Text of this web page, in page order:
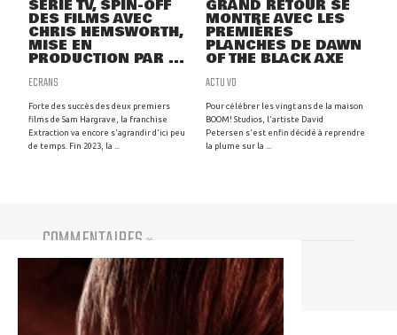
SÉRIE TV, SPIN-OFF
DES FILMS AVEC
CHRIS HEMSWORTH,
MISE EN
PRODUCTION PAR ...
ECRANS
Forte des succès des deux premiers
films de Sam Hargrave, la franchise
Extraction va encore s'agrandir d'ici peu
de temps. Fin 2023, la ...
GRAND RETOUR SE
MONTRE AVEC LES
PREMIÈRES
PLANCHES DE DAWN
OF THE BLACK AXE
ACTU VO
Pour célébrer les vingt ans de la maison
BOOM! Studios, l'artiste David
Petersen s'est enfin décidé à reprendre
la plume sur la ...
COMMENTAIRES (0)
Vous devez être connecté pour participer